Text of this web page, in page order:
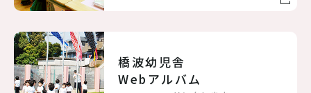
橋波幼児舎
Webアルバム